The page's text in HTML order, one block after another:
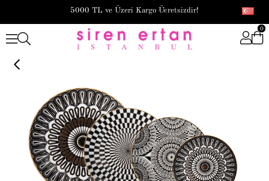
5000 TL ve Üzeri Kargo Ücretsizdir!
0